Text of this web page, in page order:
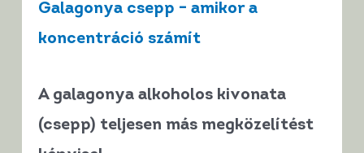
Galagonya csepp – amikor a
koncentráció számít
A galagonyaalkoholos kivonata
(csepp) teljesen más megközelítést